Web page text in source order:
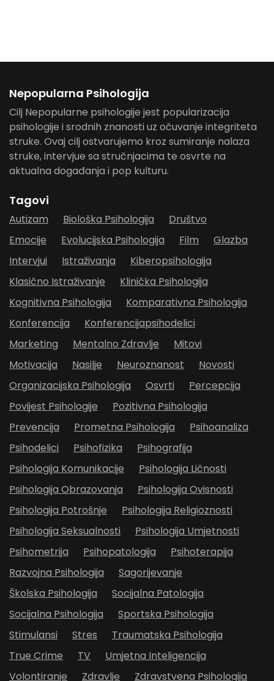
Nepopularna Psihologija
Cilj Nepopularne psihologije jest popularizacija
psihologije i srodnih znanosti uz očuvanje integriteta
struke. Ovaj cilj ostvarujemo kroz sumiranje nalaza
struke, intervjue sa stručnjacima te osvrte na
aktualna događanja i pop kulturu.
Tagovi
Autizam Biološka Psihologija
Društvo
Emocije
Evolucijska Psihologija Film
Glazba
Intervjui
Istraživanja
Kiberopsihologija
Klasično Istraživanje
Klinička Psihologija
Kognitivna Psihologija
Komparativna Psihologija
Konferencija
Konferencijapsihodelici
Marketing
Mentalno Zdravlje
Mitovi
Motivacija
Nasilje Neuroznanost
Novosti
Organizacijska Psihologija
Osvrti
Percepcija
Povijest Psihologije
Pozitivna Psihologija
Prevencija
Prometna Psihologija
Psihoanaliza
Psihodelici
Psihofizika
Psihografija
Psihologija Komunikacije
Psihologija Ličnosti
Psihologija Obrazovanja
Psihologija Ovisnosti
Psihologija Potrošnje
Psihologija Religioznosti
Psihologija Seksualnosti
Psihologija Umjetnosti
Psihometrija
Psihopatologija
Psihoterapija
Razvojna Psihologija
Sagorijevanje
Školska Psihologija
Socijalna Patologija
Socijalna Psihologija
Sportska Psihologija
Stimulansi
Stres
Traumatska Psihologija
True Crime
TV
Umjetna Inteligencija
Volontiranje
Zdravlje Zdravstvena Psihologija